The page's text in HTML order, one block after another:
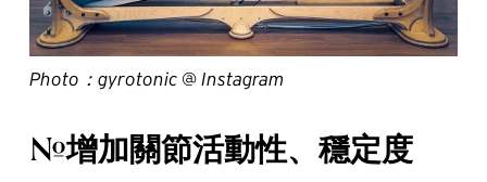
Photo：gyrotonic @ Instagram
#增加關節活動性、穩定度